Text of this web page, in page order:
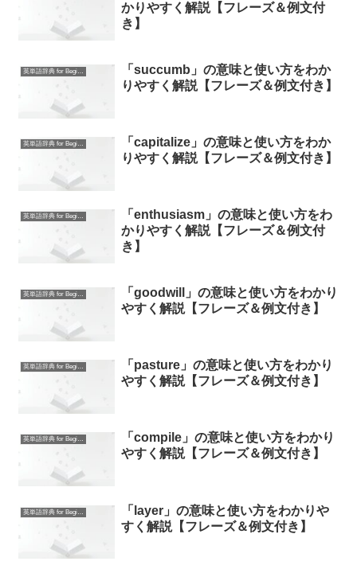
かりやすく解説【フレーズ＆例文付
き】
英単語辞典 for Beginners
「succumb」の意味と使い方をわか
りやすく解説【フレーズ＆例文付き】
英単語辞典 for Beginners
「capitalize」の意味と使い方をわか
りやすく解説【フレーズ＆例文付き】
英単語辞典 for Beginners
「enthusiasm」の意味と使い方をわ
かりやすく解説【フレーズ＆例文付
き】
英単語辞典 for Beginners
「goodwill」の意味と使い方をわかり
やすく解説【フレーズ＆例文付き】
英単語辞典 for Beginners
「pasture」の意味と使い方をわかり
やすく解説【フレーズ＆例文付き】
英単語辞典 for Beginners
「compile」の意味と使い方をわかり
やすく解説【フレーズ＆例文付き】
英単語辞典 for Beginners
「layer」の意味と使い方をわかりや
すく解説【フレーズ＆例文付き】